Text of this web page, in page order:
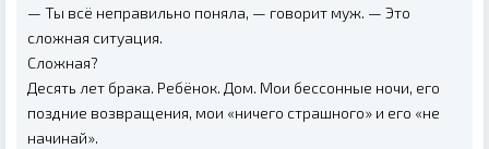
— Ты всё неправильно поняла, — говорит муж. — Это
сложная ситуация.
Сложная?
Десять лет брака. Ребёнок. Дом. Мои бессонные ночи, его
поздние возвращения, мои «ничего страшного» и его «не
начинай».